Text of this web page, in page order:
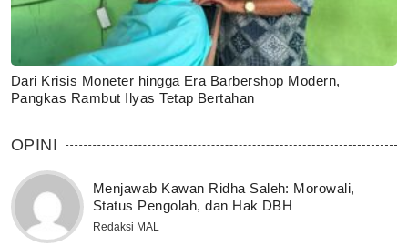
Dari Krisis Moneter hingga Era Barbershop Modern,
Pangkas Rambut Ilyas Tetap Bertahan
OPINI
Menjawab Kawan Ridha Saleh: Morowali,
Status Pengolah, dan Hak DBH
Redaksi MAL